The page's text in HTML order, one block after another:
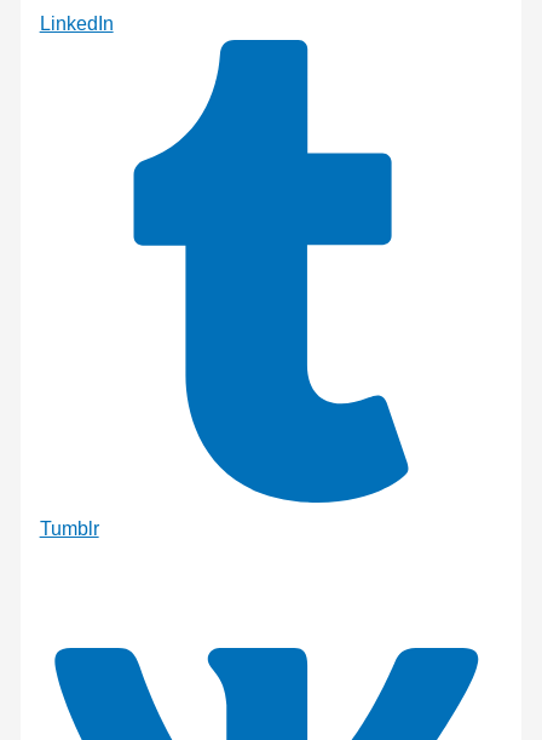
LinkedIn
Tumblr